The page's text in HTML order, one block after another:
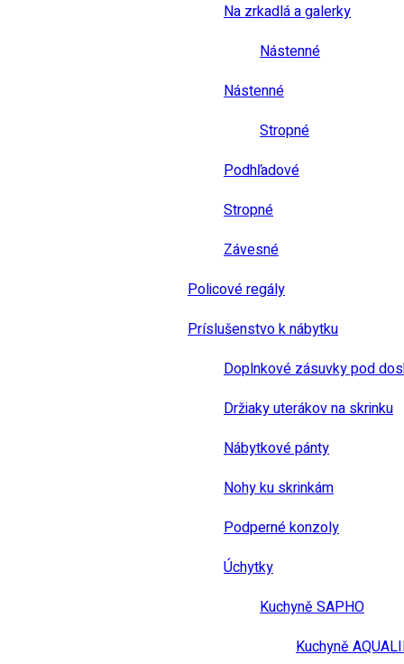
Na zrkadlá a galerky
Nástenné
Nástenné
Stropné
Podhľadové
Stropné
Závesné
Policové regály
Príslušenstvo k nábytku
Doplnkové zásuvky pod
Držiaky uterákov na skrinku
Nábytkové pánty
Nohy ku skrinkám
Podperné konzoly
Úchytky
Kuchyně SAPHO
Kuchyně